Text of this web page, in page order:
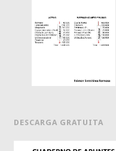
DESCARGA GRATUITA